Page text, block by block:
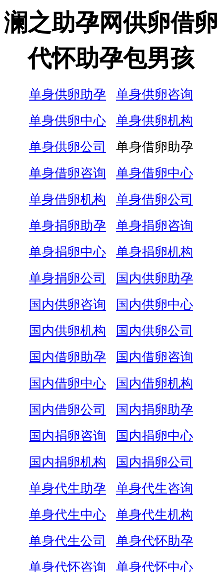
澜之助孕网供卵借卵
代怀助孕包男孩
单身供卵助孕
单身供卵咨询
单身供卵中心
单身供卵机构
单身供卵公司
单身借卵助孕
单身借卵咨询
单身借卵中心
单身借卵机构
单身借卵公司
单身捐卵助孕
单身捐卵咨询
单身捐卵中心
单身捐卵机构
单身捐卵公司
国内供卵助孕
国内供卵咨询
国内供卵中心
国内供卵机构
国内供卵公司
国内借卵助孕
国内借卵咨询
国内借卵中心
国内借卵机构
国内借卵公司
国内捐卵助孕
国内捐卵咨询
国内捐卵中心
国内捐卵机构
国内捐卵公司
单身代生助孕
单身代生咨询
单身代生中心
单身代生机构
单身代生公司
单身代怀助孕
单身代怀咨询
单身代怀中心